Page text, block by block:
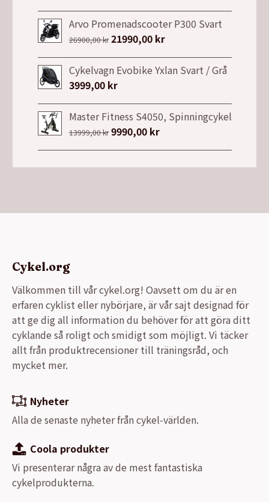
Arvo Promenadscooter P300 Svart
26900,00kr Det
priset
var:
21990,00 krDet
priset
Cykelvagn Evobike Yxlan Svart / Grå
3999,00 kr
Master Fitness S4050, Spinningcykel
13999,00kr Det
9990,00 krDet
Cykel.org
Välkommen till vår cykel.org! Oavsett om du är en
erfaren cyklist eller nybörjare, är vår sajt designad för
att ge dig all information du behöver för att göra ditt
cyklande så roligt och smidigt som möjligt. Vi täcker
allt från produktrecensioner till träningsråd, och
mycket mer.
Nyheter
Alla de senaste nyheter från cykel-världen.
Coola produkter
Vi presenterar några av de mest fantastiska
cykelprodukterna.